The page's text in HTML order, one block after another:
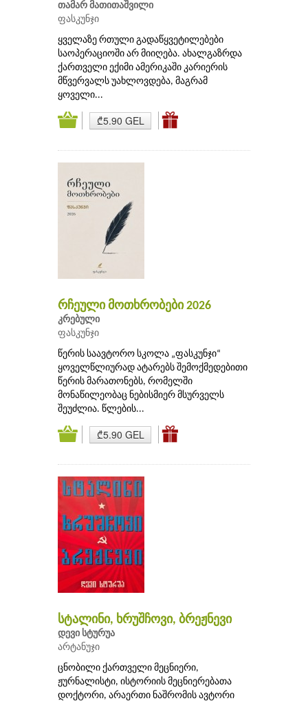
თამარ მათითაშვილი
ფასკუნჯი
ყველაზე რთული გადაწყვეტილებები
საოპერაციოში არ მიიღება. ახალგაზრდა
ქართველი ექიმი ამერიკაში კარიერის
მწვერვალს უახლოვდება, მაგრამ
ყოველი...
₾5.90 GEL
რჩეული მოთხრობები 2026
კრებული
ფასკუნჯი
წერის საავტორო სკოლა „ფასკუნჯი“
ყოველწლიურად ატარებს შემოქმედებითი
წერის მარათონებს, რომელში
მონაწილეობაც ნებისმიერ მსურველს
შეუძლია. წლების...
₾5.90 GEL
სტალინი, ხრუშჩოვი, ბრეჟნევი
დევი სტურუა
არტანუჯი
ცნობილი ქართველი მეცნიერი,
ჟურნალისტი, ისტორიის მეცნიერებათა
დოქტორი, არაერთი ნაშრომის ავტორი